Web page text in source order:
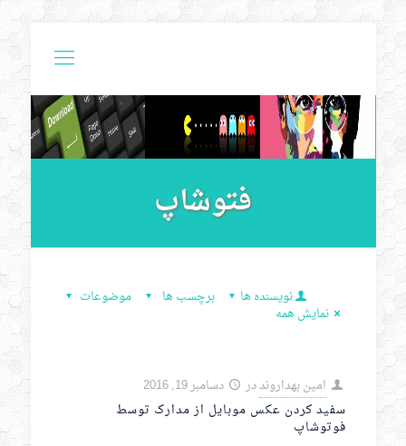
فتوشاپ
موضوعات برچسب ها نویسنده ها
نمایش همه
امین بهدارونددر
دسامبر 19, 2016
سفید کردن عکس موبایل از مدارک توسط
فوتوشاپ